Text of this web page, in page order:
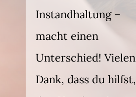
Instandhaltung –
macht einen
Unterschied! Vielen
Dank, dass du hilfst,